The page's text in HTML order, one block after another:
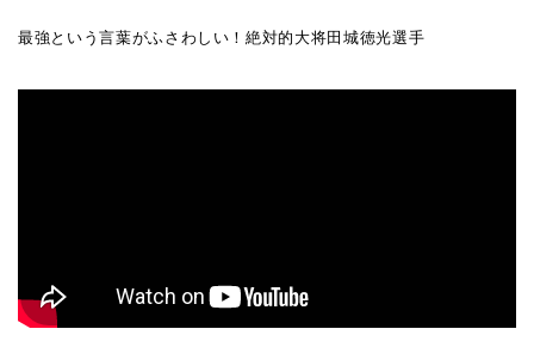
最強という言葉がふさわしい！絶対的大将田城徳光選手